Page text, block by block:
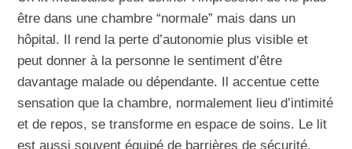
être dans une chambre “normale” mais dans un
hôpital. Il rend la perte d’autonomie plus visible et
peut donner à la personne le sentiment d’être
davantage malade ou dépendante. Il accentue cette
sensation que la chambre, normalement lieu d’intimité
et de repos, se transforme en espace de soins. Le lit
est aussi souvent équipé de barrières de sécurité,